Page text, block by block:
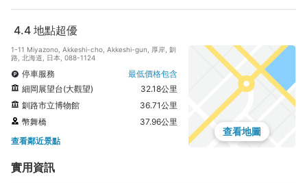
4.4 地點超優
1-11 Miyazono, Akkeshi-cho, Akkeshi-gun, 厚岸, 釧
路, 北海道, 日本, 088-1124
停車服務
最低價格包含
細岡展望台(大觀望)
32.18公里
釧路市立博物館
36.71公里
幣舞橋
37.96公里
查看鄰近景點
查看地圖
實用資訊